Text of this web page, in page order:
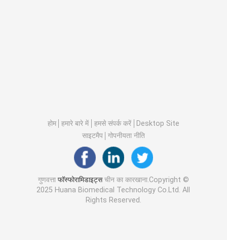
होम हमारे बारे में हमसे संपर्क करें
Desktop Site
साइटमैप
गोपनीयता नीति
गुणवत्ता फॉस्फोरामिडाइट्सचीन का कारखाना.Copyright ©
2025 Huana Biomedical Technology Co.Ltd. All
Rights Reserved.